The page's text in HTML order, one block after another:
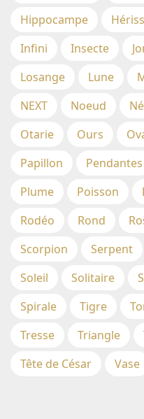
Hippocampe
Infini
Insecte
Losange
Lune
NEXT
Noeud
Otarie
Ours
Papillon
Pendantes
Plume
Poisson
Rodéo
Rond
Scorpion
Serpent
Soleil
Solitaire
Spirale
Tigre
Tresse
Triangle
Tête de César
Vase